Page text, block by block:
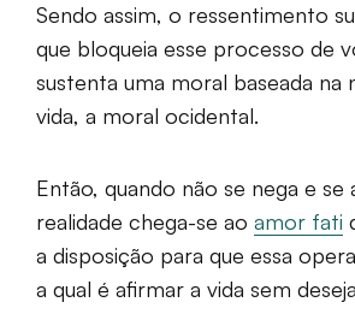
Sendo assim, o ressentimento
que bloqueia esse processo de
sustenta uma moral baseada na
vida, a moral ocidental.
Então, quando não se nega e se
realidade chega-se ao amor fati
a disposição para que essa
a qual é afirmar a vida sem